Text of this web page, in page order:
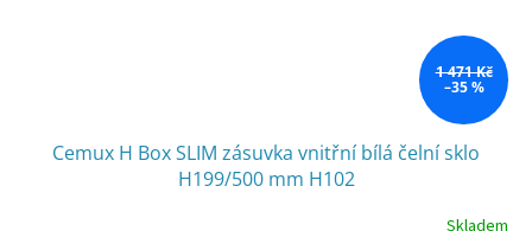
1 471 Kč
–35 %
Cemux H Box SLIM zásuvka vnitřní bílá čelní sklo
H199/500 mm H102